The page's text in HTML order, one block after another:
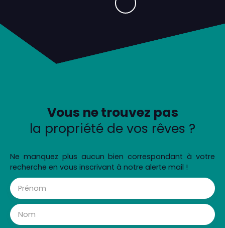
Vous ne trouvez pas
la propriété de vos rêves ?
Ne manquez plus aucun bien correspondant à votre
recherche en vous inscrivant à notre alerte mail !
Prénom
Nom